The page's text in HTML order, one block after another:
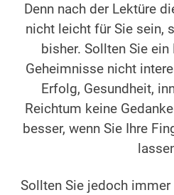
Denn nach der Lektüre
nicht leicht für Sie sein,
bisher. Sollten Sie
Geheimnisse nicht
Erfolg, Gesundheit,
Reichtum keine
besser, wenn Sie Ihre
Sollten Sie jedoch